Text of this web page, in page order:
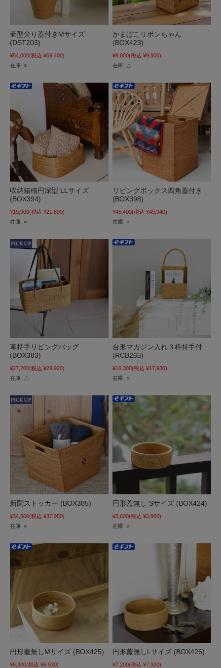
壷型尖り蓋付きMサイズ
(DST203)
¥54,000(税込 ¥59,400)
在庫 ○
かまぼこリボンちゃん
(BOX423)
¥9,000(税込 ¥9,900)
在庫 △
収納箱楕円深型 LLサイズ
(BOX394)
¥19,900(税込 ¥21,890)
在庫 ○
リビングボックス四角蓋付き
(BOX398)
¥45,400(税込 ¥49,940)
在庫 ○
革持手リビングバッグ
(BOX383)
¥27,200(税込 ¥29,920)
在庫 △
台形マガジン入れ３枠持手付
(RCB265)
¥16,300(税込 ¥17,930)
在庫 ○
新聞ストッカー (BOX385)
¥34,500(税込 ¥37,950)
在庫 ○
円形蓋無し Sサイズ (BOX424)
¥3,600(税込 ¥3,960)
在庫 ○
円形蓋無しMサイズ (BOX425)
¥6,300(税込 ¥6,930)
円形蓋無しLサイズ (BOX426)
¥7,200(税込 ¥7,920)